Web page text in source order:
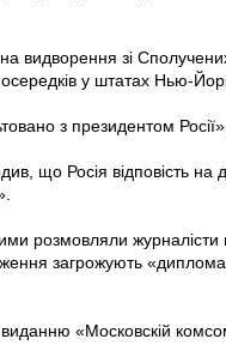
видворення зі
у штатах Нью-
з президентом
що Росія відповість
розмовляли
загрожують
виданню «Московскій